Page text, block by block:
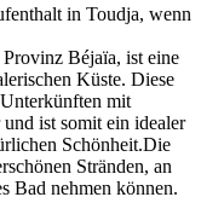
in Toudja, wenn
Béjaïa, ist eine
Küste. Diese
mit
ist somit ein idealer
Schönheit.Die
Stränden, an
Bad nehmen können.